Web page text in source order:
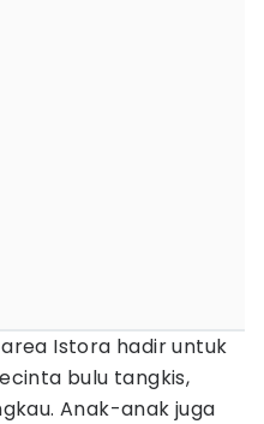
Istora hadir untuk
bulu tangkis,
Anak-anak juga